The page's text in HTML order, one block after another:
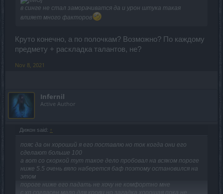
в синге не стал заморачиватся да и урон штука такая
влияет много факторов
Круто конечно, а по полочкам? Возможно? По каждому
предмету + раскладка талантов, не?
Nov 8, 2021
Infernil
Active Author
Дижон said: ↑
пояс да он хороший я его поставлю но ток когда они его
сделают больше 100
а вот со скоркой тут такое дело пробовал на всяком пороге
ниже 5.5 очень вяло наберется баф поэтому остановился на
этом
пороге ниже его падать не хочу не комфортно мне
с хп согласен мало для крови но загадка хорошая пока не